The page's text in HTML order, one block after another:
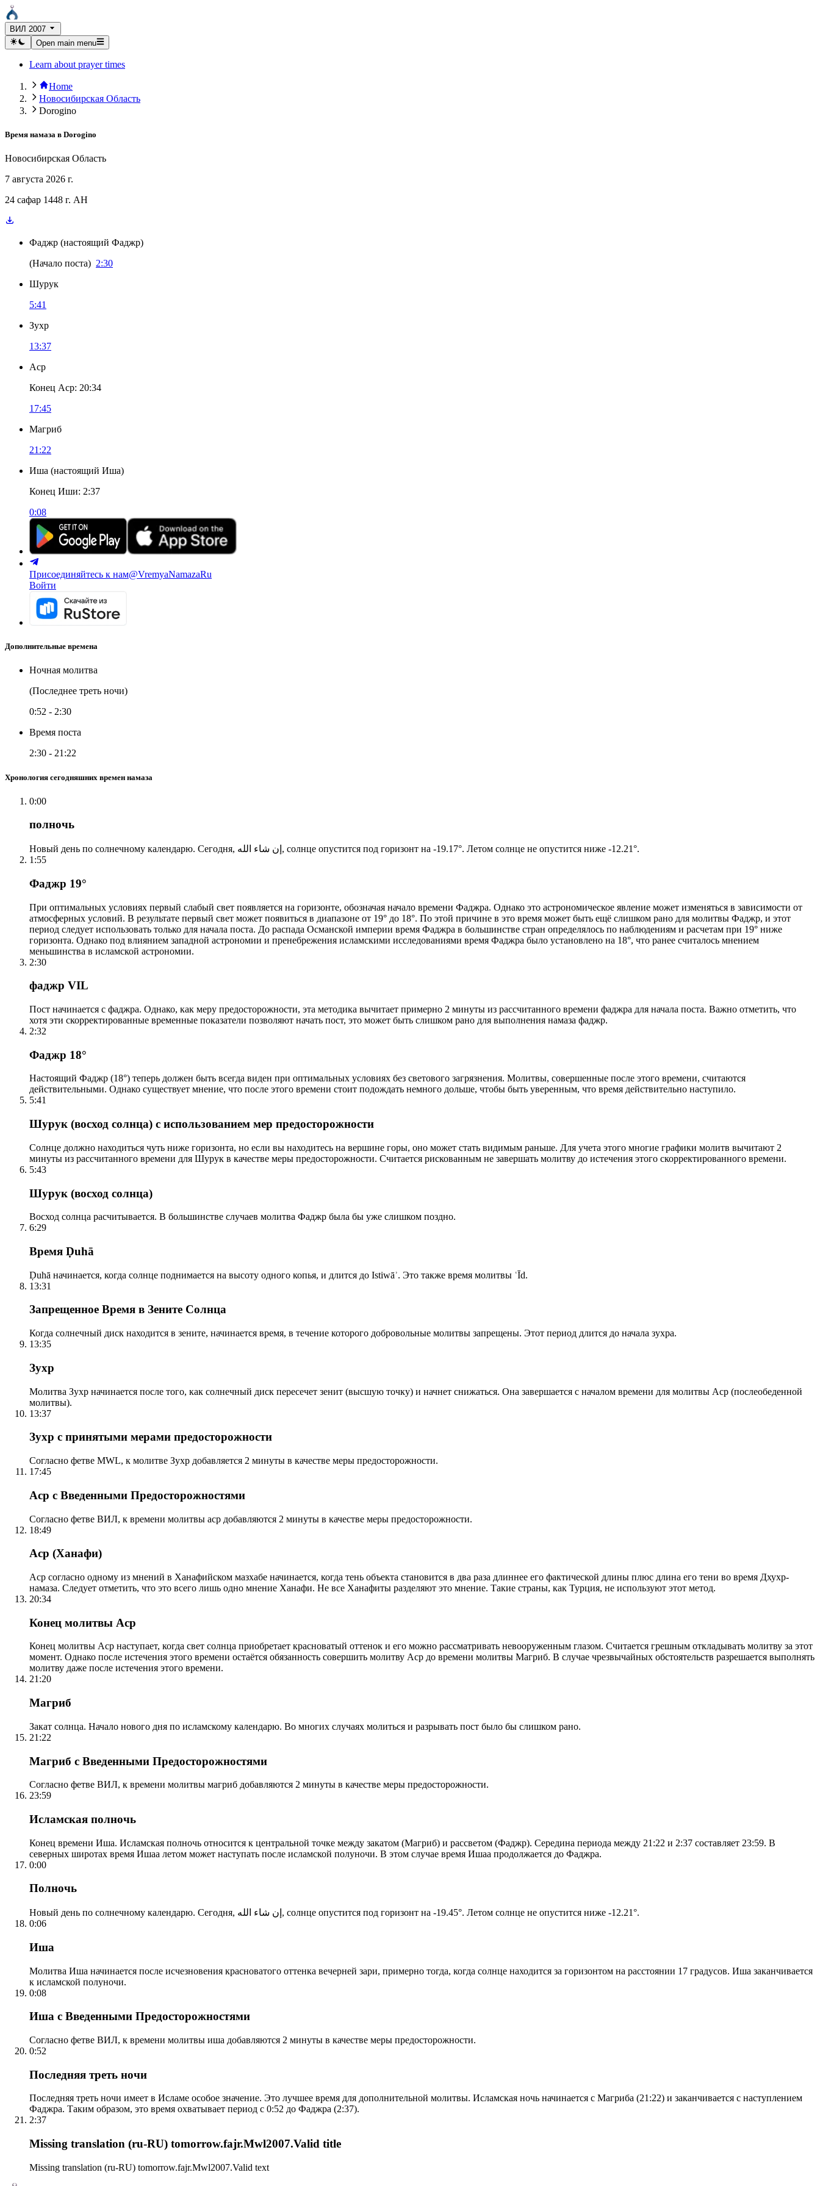
ВИЛ 2007
Open main menu
Learn about prayer times
Home
Новосибирская Область
Dorogino
Время намаза в Dorogino
Новосибирская Область
7 августа 2026 г.
24 сафар 1448 г. AH
Фаджр (настоящий Фаджр)
(Начало поста) 2:30
Шурук
5:41
Зухр
13:37
Аср
Конец Аср: 20:34
17:45
Магриб
21:22
Иша (настоящий Иша)
Конец Иши: 2:37
0:08
Присоединяйтесь к нам@VremyaNamazaRu
Войти
Дополнительные времена
Ночная молитва
(Последнее треть ночи)
0:52 - 2:30
Время поста
2:30 - 21:22
Хронология сегодняшних времен намаза
0:00
полночь
Новый день по солнечному календарю. Сегодня, إن شاء الله, солнце опустится под горизонт на -19.17°. Летом солнце не опустится ниже -12.21°.
1:55
Фаджр 19°
При оптимальных условиях первый слабый свет появляется на горизонте, обозначая начало времени Фаджра. Однако это астрономическое явление может изменяться в зависимости от
атмосферных условий. В результате первый свет может появиться в диапазоне от 19° до 18°. По этой причине в это время может быть ещё слишком рано для молитвы Фаджр, и этот
период следует использовать только для начала поста. До распада Османской империи время Фаджра в большинстве стран определялось по наблюдениям и расчетам при 19° ниже
горизонта. Однако под влиянием западной астрономии и пренебрежения исламскими исследованиями время Фаджра было установлено на 18°, что ранее считалось мнением
меньшинства в исламской астрономии.
2:30
фаджр VIL
Пост начинается с фаджра. Однако, как меру предосторожности, эта методика вычитает примерно 2 минуты из рассчитанного времени фаджра для начала поста. Важно отметить, что
хотя эти скорректированные временные показатели позволяют начать пост, это может быть слишком рано для выполнения намаза фаджр.
2:32
Фаджр 18°
Настоящий Фаджр (18°) теперь должен быть всегда виден при оптимальных условиях без светового загрязнения. Молитвы, совершенные после этого времени, считаются
действительными. Однако существует мнение, что после этого времени стоит подождать немного дольше, чтобы быть уверенным, что время действительно наступило.
5:41
Шурук (восход солнца) с использованием мер предосторожности
Солнце должно находиться чуть ниже горизонта, но если вы находитесь на вершине горы, оно может стать видимым раньше. Для учета этого многие графики молитв вычитают 2
минуты из рассчитанного времени для Шурук в качестве меры предосторожности. Считается рискованным не завершать молитву до истечения этого скорректированного времени.
5:43
Шурук (восход солнца)
Восход солнца расчитывается. В большинстве случаев молитва Фаджр была бы уже слишком поздно.
6:29
Время Ḍuhā
Ḍuhā начинается, когда солнце поднимается на высоту одного копья, и длится до Istiwāʾ. Это также время молитвы ʿĪd.
13:31
Запрещенное Время в Зените Солнца
Когда солнечный диск находится в зените, начинается время, в течение которого добровольные молитвы запрещены. Этот период длится до начала зухра.
13:35
Зухр
Молитва Зухр начинается после того, как солнечный диск пересечет зенит (высшую точку) и начнет снижаться. Она завершается с началом времени для молитвы Аср (послеобеденной
молитвы).
13:37
Зухр с принятыми мерами предосторожности
Согласно фетве MWL, к молитве Зухр добавляется 2 минуты в качестве меры предосторожности.
17:45
Аср с Введенными Предосторожностями
Согласно фетве ВИЛ, к времени молитвы аср добавляются 2 минуты в качестве меры предосторожности.
18:49
Аср (Ханафи)
Аср согласно одному из мнений в Ханафийском мазхабе начинается, когда тень объекта становится в два раза длиннее его фактической длины плюс длина его тени во время Дхухр-
намаза. Следует отметить, что это всего лишь одно мнение Ханафи. Не все Ханафиты разделяют это мнение. Такие страны, как Турция, не используют этот метод.
20:34
Конец молитвы Аср
Конец молитвы Аср наступает, когда свет солнца приобретает красноватый оттенок и его можно рассматривать невооруженным глазом. Считается грешным откладывать молитву за этот
момент. Однако после истечения этого времени остаётся обязанность совершить молитву Аср до времени молитвы Магриб. В случае чрезвычайных обстоятельств разрешается выполнять
молитву даже после истечения этого времени.
21:20
Магриб
Закат солнца. Начало нового дня по исламскому календарю. Во многих случаях молиться и разрывать пост было бы слишком рано.
21:22
Магриб с Введенными Предосторожностями
Согласно фетве ВИЛ, к времени молитвы магриб добавляются 2 минуты в качестве меры предосторожности.
23:59
Исламская полночь
Конец времени Иша. Исламская полночь относится к центральной точке между закатом (Магриб) и рассветом (Фаджр). Середина периода между 21:22 и 2:37 составляет 23:59. В
северных широтах время Ишаа летом может наступать после исламской полуночи. В этом случае время Ишаа продолжается до Фаджра.
0:00
Полночь
Новый день по солнечному календарю. Сегодня, إن شاء الله, солнце опустится под горизонт на -19.45°. Летом солнце не опустится ниже -12.21°.
0:06
Иша
Молитва Иша начинается после исчезновения красноватого оттенка вечерней зари, примерно тогда, когда солнце находится за горизонтом на расстоянии 17 градусов. Иша заканчивается
к исламской полуночи.
0:08
Иша с Введенными Предосторожностями
Согласно фетве ВИЛ, к времени молитвы иша добавляются 2 минуты в качестве меры предосторожности.
0:52
Последняя треть ночи
Последняя треть ночи имеет в Исламе особое значение. Это лучшее время для дополнительной молитвы. Исламская ночь начинается с Магриба (21:22) и заканчивается с наступлением
Фаджра. Таким образом, это время охватывает период с 0:52 до Фаджра (2:37).
2:37
Missing translation (ru-RU) tomorrow.fajr.Mwl2007.Valid title
Missing translation (ru-RU) tomorrow.fajr.Mwl2007.Valid text